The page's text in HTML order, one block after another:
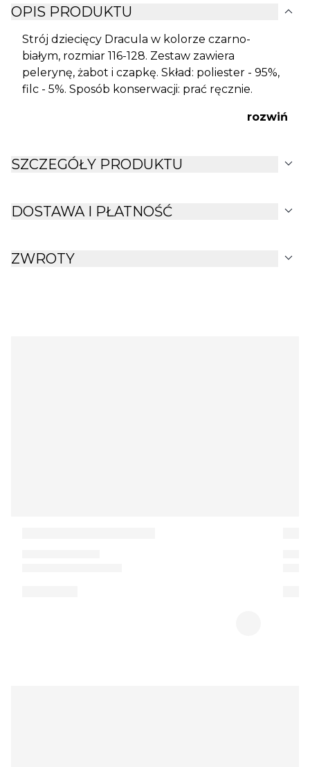
OPIS PRODUKTU expand_more
Strój dziecięcy Dracula w kolorze czarno-
białym, rozmiar 116-128. Zestaw zawiera
pelerynę, żabot i czapkę. Skład: poliester - 95%,
filc - 5%. Sposób konserwacji: prać ręcznie.
rozwiń
SZCZEGÓŁY PRODUKTU expand_more
DOSTAWA I PŁATNOŚĆ expand_more
ZWROTY expand_more